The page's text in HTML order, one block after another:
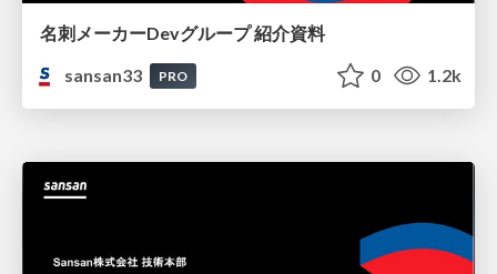
名刺メーカーDevグループ 紹介資料
sansan33
PRO 0 1.2k